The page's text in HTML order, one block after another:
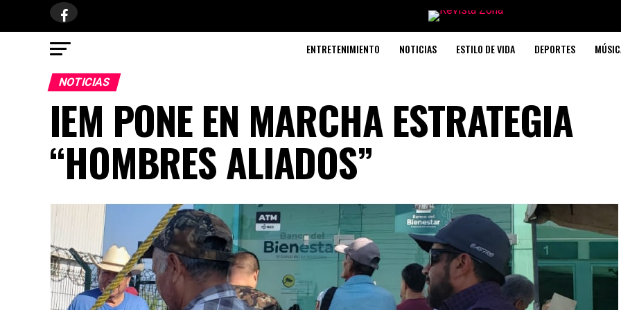
ENTRETENIMIENTO NOTICIAS ESTILO DE VIDA DEPORTES
NOTICIAS
IEM PONE EN MARCHA ESTRATEGIA
“HOMBRES ALIADOS”